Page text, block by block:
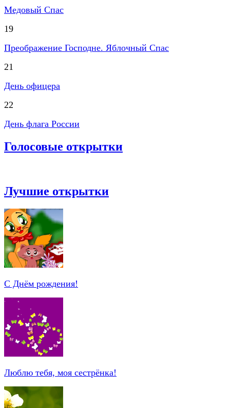
Медовый Спас
19
Преображение Господне. Яблочный Спас
21
День офицера
22
День флага России
Голосовые открытки
Лучшие открытки
С Днём рождения!
Люблю тебя, моя сестрёнка!